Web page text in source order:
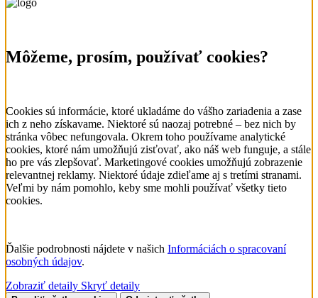
Môžeme, prosím, používať cookies?
Cookies sú informácie, ktoré ukladáme do vášho zariadenia a zase
ich z neho získavame. Niektoré sú naozaj potrebné – bez nich by
stránka vôbec nefungovala. Okrem toho používame analytické
cookies, ktoré nám umožňujú zisťovať, ako náš web funguje, a stále
ho pre vás zlepšovať. Marketingové cookies umožňujú zobrazenie
relevantnej reklamy. Niektoré údaje zdieľame aj s tretími stranami.
Veľmi by nám pomohlo, keby sme mohli používať všetky tieto
cookies.
Ďalšie podrobnosti nájdete v našich Informáciách o spracovaní
osobných údajov.
Zobraziť detaily Skryť detaily